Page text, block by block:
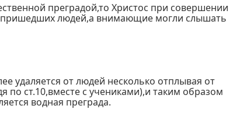
преградой,то Христос при совершении
пришедших людей,а внимающие могли слышать
удаляется от людей несколько отплывая от
по ст.10,вместе с учениками),и таким образом
водная преграда.